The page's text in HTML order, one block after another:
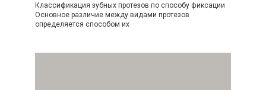
Классификация зубных протезов по способу фиксации
Основное различие между видами протезов
определяется способом их